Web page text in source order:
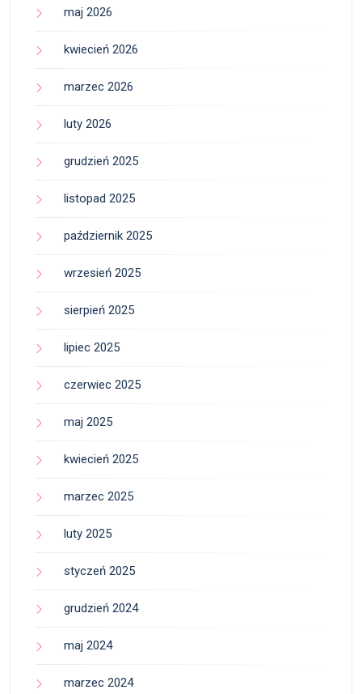
maj 2026
kwiecień 2026
marzec 2026
luty 2026
grudzień 2025
listopad 2025
październik 2025
wrzesień 2025
sierpień 2025
lipiec 2025
czerwiec 2025
maj 2025
kwiecień 2025
marzec 2025
luty 2025
styczeń 2025
grudzień 2024
maj 2024
marzec 2024